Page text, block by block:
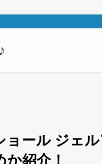
ョール ジェ
紹介！